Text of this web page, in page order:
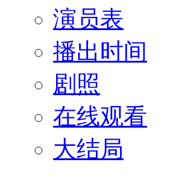
演员表
播出时间
剧照
在线观看
大结局